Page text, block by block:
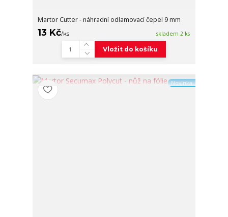
Martor Cutter - náhradní odlamovací čepel 9 mm
13 Kč/ks skladem 2 ks
Vložit do košíku
Novinka